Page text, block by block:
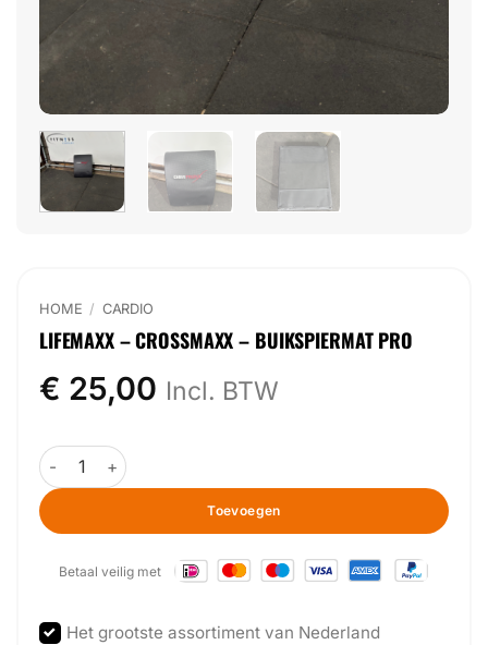
HOME / CARDIO
LIFEMAXX – CROSSMAXX – BUIKSPIERMAT PRO
€ 25,00 Incl. BTW
Lifemaxx - Crossmaxx - Buikspiermat Pro aantal
Toevoegen
Betaal veilig met
Het grootste assortiment van Nederland